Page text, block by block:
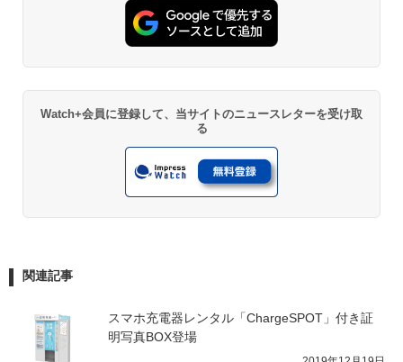
Watch+会員に登録して、当サイトのニュースレターを受け取
る
関連記事
スマホ充電器レンタル「ChargeSPOT」付き証
明写真BOX登場